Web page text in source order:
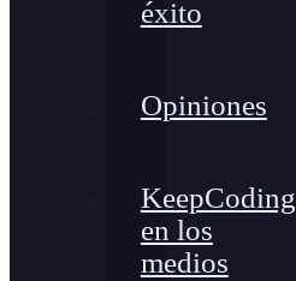
éxito
Opiniones
KeepCoding
en los
medios